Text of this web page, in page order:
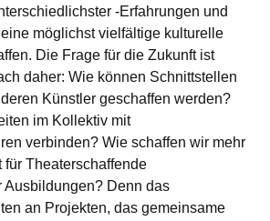
-Erfahrungen und
möglichst vielfältige kulturelle
Die Frage für die Zukunft ist
daher: Wie können Schnittstellen
Künstler geschaffen werden?
im Kollektiv mit
verbinden? Wie schaffen wir mehr
Theaterschaffende
Ausbildungen? Denn das
an Projekten, das gemeinsame